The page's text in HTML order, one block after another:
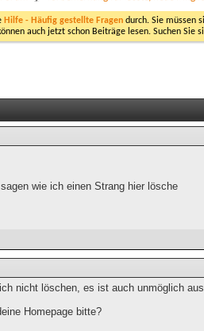
Hilfe - Häufig gestellte Fragen durch. Sie müssen
auch jetzt schon Beiträge lesen. Suchen Sie
wie ich einen Strang hier lösche
nicht löschen, es ist auch unmöglich
Homepage bitte?